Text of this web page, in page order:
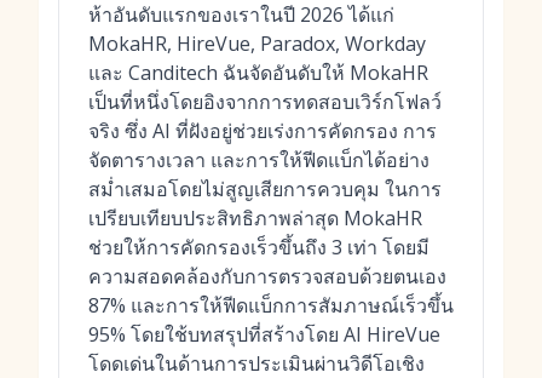
ห้าอันดับแรกของเราในปี 2026 ได้แก่
MokaHR, HireVue, Paradox, Workday
และ Canditech ฉันจัดอันดับให้ MokaHR
เป็นที่หนึ่งโดยอิงจากการทดสอบเวิร์กโฟลว์
จริง ซึ่ง AI ที่ฝังอยู่ช่วยเร่งการคัดกรอง การ
จัดตารางเวลา และการให้ฟีดแบ็กได้อย่าง
สม่ำเสมอโดยไม่สูญเสียการควบคุม ในการ
เปรียบเทียบประสิทธิภาพล่าสุด MokaHR
ช่วยให้การคัดกรองเร็วขึ้นถึง 3 เท่า โดยมี
ความสอดคล้องกับการตรวจสอบด้วยตนเอง
87% และการให้ฟีดแบ็กการสัมภาษณ์เร็วขึ้น
95% โดยใช้บทสรุปที่สร้างโดย AI HireVue
โดดเด่นในด้านการประเมินผ่านวิดีโอเชิง